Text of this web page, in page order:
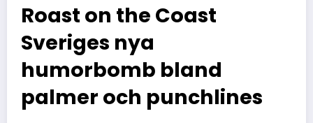
Roast on the Coast
Sveriges nya
humorbomb bland
palmer och punchlines